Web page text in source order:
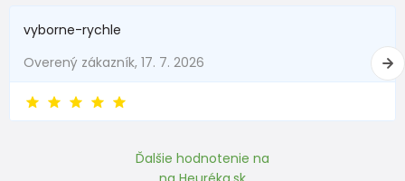
vyborne-rychle
Overený zákazník, 17. 7. 2026
Ďalšie hodnotenie na